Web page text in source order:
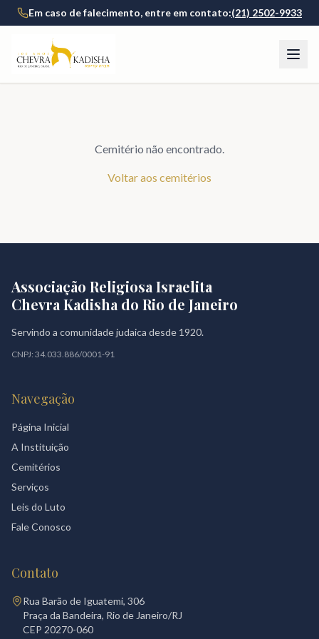
Em caso de falecimento, entre em contato:(21) 2502-9933
Cemitério não encontrado.
Voltar aos cemitérios
Associação Religiosa Israelita
Chevra Kadisha do Rio de Janeiro
Servindo a comunidade judaica desde 1920.
CNPJ: 34.033.886/0001-91
Navegação
Página Inicial
A Instituição
Cemitérios
Serviços
Leis do Luto
Fale Conosco
Contato
Rua Barão de Iguatemi, 306
Praça da Bandeira, Rio de Janeiro/RJ
CEP 20270-060